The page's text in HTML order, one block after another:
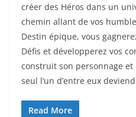
créer des Héros dans un
chemin allant de vos
Destin épique, vous
Défis et développerez vos
construit son personnage
seul l‘un d’entre eux
Read More